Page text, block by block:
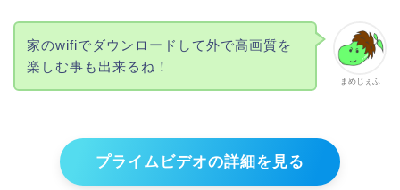
まめじぇふ
家のwifiでダウンロードして外で高画質を
楽しむ事も出来るね！
プライムビデオの詳細を見る